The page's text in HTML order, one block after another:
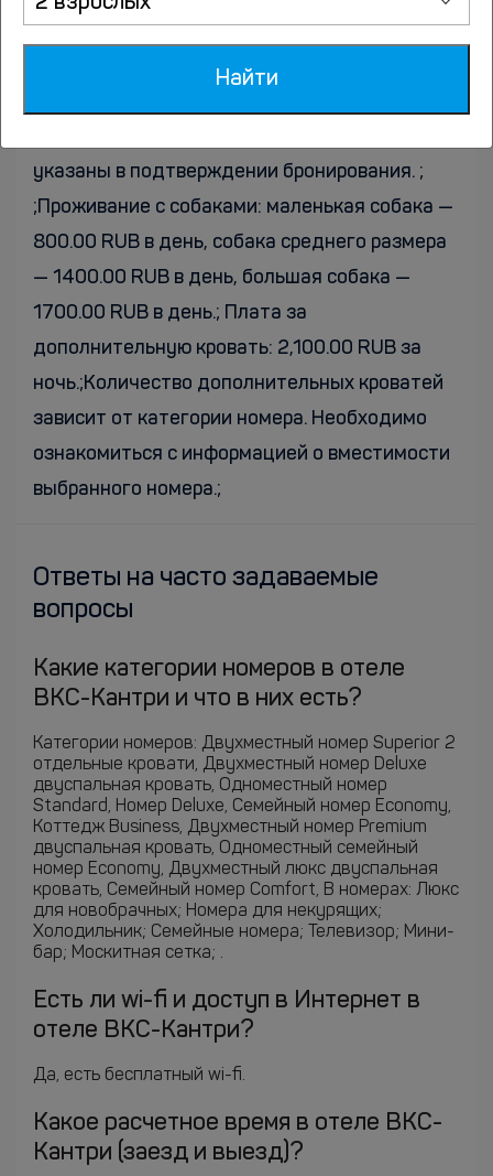
размещения.;Проживание с животными
разрешено не во всех категориях. При
указаны в подтверждении бронирования. ;
;Проживание с собаками: маленькая собака —
800.00 RUB в день, собака среднего размера
— 1400.00 RUB в день, большая собака —
1700.00 RUB в день.; Плата за
дополнительную кровать: 2,100.00 RUB за
ночь.;Количество дополнительных кроватей
зависит от категории номера. Необходимо
ознакомиться с информацией о вместимости
выбранного номера.;
Ответы на часто задаваемые
вопросы
Какие категории номеров в отеле
ВКС-Кантри и что в них есть?
Категории номеров: Двухместный номер Superior 2
отдельные кровати, Двухместный номер Deluxe
двуспальная кровать, Одноместный номер
Standard, Номер Deluxe, Семейный номер Economy,
Коттедж Business, Двухместный номер Premium
двуспальная кровать, Одноместный семейный
номер Economy, Двухместный люкс двуспальная
кровать, Семейный номер Comfort, В номерах: Люкс
для новобрачных; Номера для некурящих;
Холодильник; Семейные номера; Телевизор; Мини-
бар; Москитная сетка; .
Есть ли wi-fi и доступ в Интернет в
отеле ВКС-Кантри?
Да, есть бесплатный wi-fi.
Какое расчетное время в отеле ВКС-
Кантри (заезд и выезд)?
Найти